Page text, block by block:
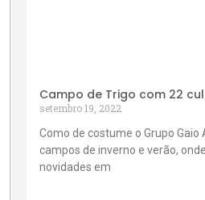
Campo de Trigo com 22
setembro 19, 2022
Como de costume o Grupo
campos de inverno e verão,
novidades em